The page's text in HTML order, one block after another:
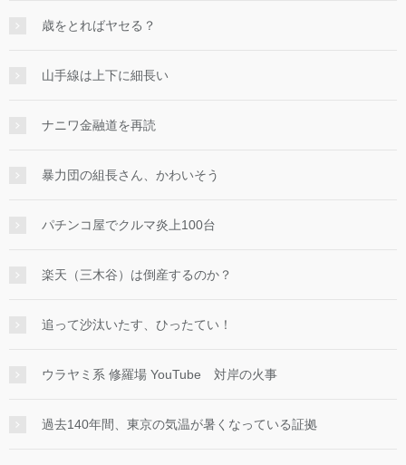
歳をとればヤセる？
山手線は上下に細長い
ナニワ金融道を再読
暴力団の組長さん、かわいそう
パチンコ屋でクルマ炎上100台
楽天（三木谷）は倒産するのか？
追って沙汰いたす、ひったてい！
ウラヤミ系 修羅場 YouTube 対岸の火事
過去140年間、東京の気温が暑くなっている証拠